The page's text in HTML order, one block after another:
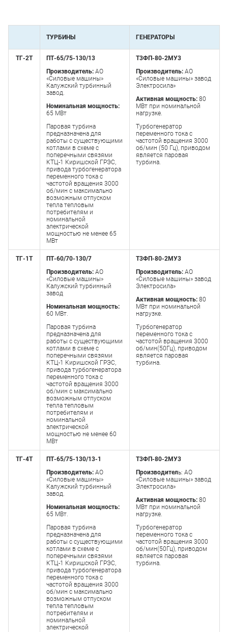
ТУРБИНЫ ГЕНЕРАТОРЫ
ТГ-2Т
ПТ-65/75-130/13
Производитель: АО
«Силовые машины»
Калужский турбинный
завод.
Номинальная мощность:
65 МВт
Паровая турбина
предназначена для
работы с существующими
котлами в схеме с
поперечными связями
КТЦ-1 Киришской ГРЭС,
привода турбогенератора
переменного тока с
частотой вращения 3000
об/мин с максимально
возможным отпуском
тепла тепловым
потребителям и
номинальной
электрической
мощностью не менее 65
МВт
Т3ФП-80-2МУ3
Производитель: АО
«Силовые машины» завод
Электросила»
Активная мощность: 80
МВт при номинальной
нагрузке.
Турбогенератор
переменного тока с
частотой вращения 3000
об/мин (50 Гц), приводом
является паровая
турбина.
ТГ-1Т
ПТ-60/70-130/7
Производитель: АО
«Силовые машины»
Калужский турбинный
завод
Номинальная мощность:
60 МВт.
Паровая турбина
предназначена для
работы с существующими
котлами в схеме с
поперечными связями
КТЦ-1 Киришской ГРЭС,
привода турбогенератора
переменного тока с
частотой вращения 3000
об/мин с максимально
возможным отпуском
тепла тепловым
потребителям и
номинальной
электрической
мощностью не менее 60
МВт
Т3ФП-80-2МУ3
Производитель: АО
«Силовые машины» завод
Электросила»
Активная мощность: 80
МВт при номинальной
нагрузке.
Турбогенератор
переменного тока с
частотой вращения 3000
об/мин(50Гц), приводом
является паровая
турбина.
ТГ-4Т
ПТ-65/75-130/13-1
Производитель: АО
«Силовые машины»
Калужский турбинный
завод.
Номинальная мощность:
65 МВт.
Паровая турбина
предназначена для
работы с существующими
котлами в схеме с
поперечными связями
КТЦ-1 Киришской ГРЭС,
привода турбогенератора
переменного тока с
частотой вращения 3000
об/мин с максимально
возможным отпуском
тепла тепловым
потребителям и
номинальной
электрической
Т3ФП-80-2МУ3
Производитель: АО
«Силовые машины» завод
Электросила»
Активная мощность: 80
МВт при номинальной
нагрузке.
Турбогенератор
переменного тока с
частотой вращения 3000
об/мин(50Гц), приводом
является паровая
турбина.